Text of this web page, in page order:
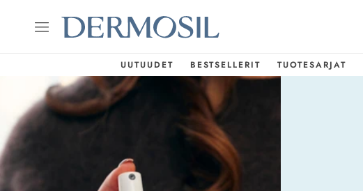
UUTUUDET BESTSELLERIT TUOTESARJAT